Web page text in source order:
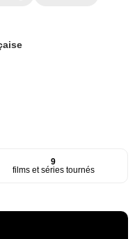
9
films et séries tournés